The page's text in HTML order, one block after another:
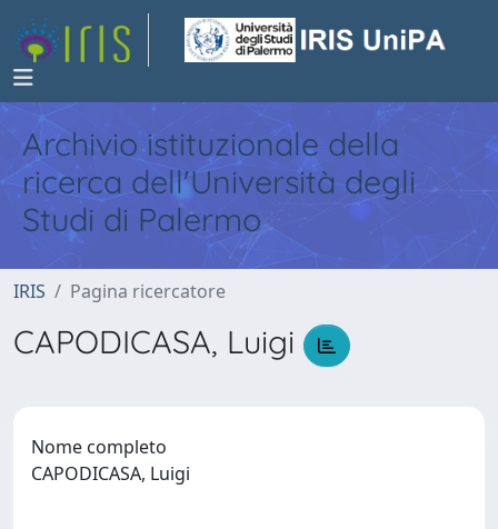
Archivio istituzionale della
ricerca dell'Università degli
Studi di Palermo
IRIS Pagina ricercatore
CAPODICASA, Luigi
Nome completo
CAPODICASA, Luigi